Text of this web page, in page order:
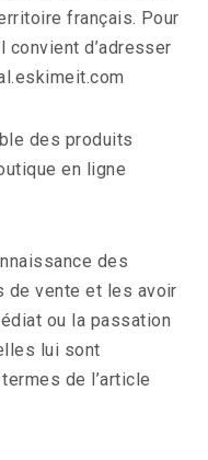
français. Pour
convient d’adresser
des produits
en ligne
des
de vente et les avoir
ou la passation
lui sont
de l’article